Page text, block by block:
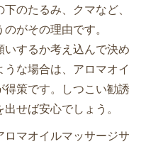
のたるみ、クマなど、
がその理由です。
いするか考え込んで決め
な場合は、アロマオイ
策です。しつこい勧誘
せば安心でしょう。
マオイルマッサージサ